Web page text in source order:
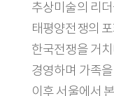
추상미술의 리
태평양전쟁의
한국전쟁을 거
경영하며 가족
이후 서울에서